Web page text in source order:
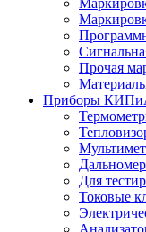
Прочая
Приборы
Для
Токовые